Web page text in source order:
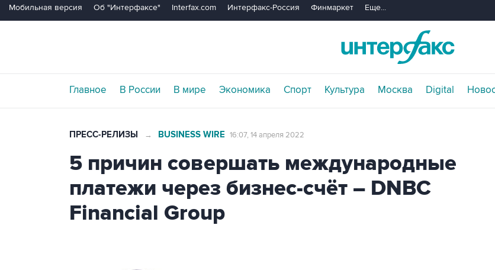
Мобильная версия Об "Интерфаксе" Interfax.com Интерфакс-Россия Финмаркет Еще...
Главное В России В мире Экономика Спорт Культура Москва Digital
ПРЕСС-РЕЛИЗЫ → BUSINESS WIRE 16:07, 14 апреля 2022
5 причин совершать международные
платежи через бизнес-счёт – DNBC
Financial Group